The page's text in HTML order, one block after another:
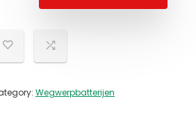
Wegwerpbatterijen